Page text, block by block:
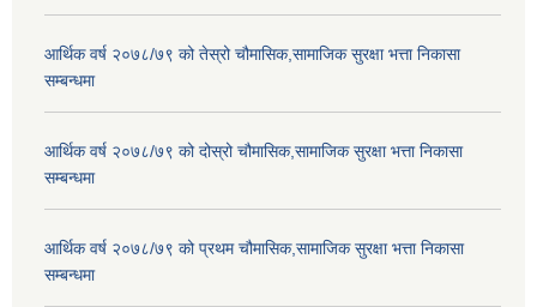
आर्थिक वर्ष २०७८/७९ को तेस्रो चौमासिक,सामाजिक सुरक्षा भत्ता निकासा
सम्बन्धमा
आर्थिक वर्ष २०७८/७९ को दोस्रो चौमासिक,सामाजिक सुरक्षा भत्ता निकासा
सम्बन्धमा
आर्थिक वर्ष २०७८/७९ को प्रथम चौमासिक,सामाजिक सुरक्षा भत्ता निकासा
सम्बन्धमा